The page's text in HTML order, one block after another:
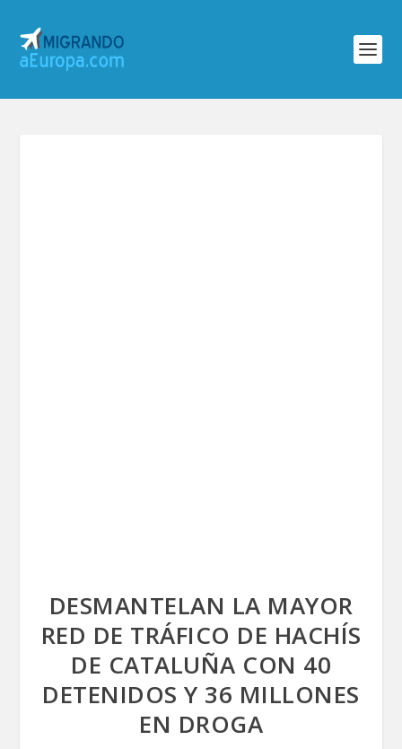
DESMANTELAN LA MAYOR
RED DE TRÁFICO DE HACHÍS
DE CATALUÑA CON 40
DETENIDOS Y 36 MILLONES
EN DROGA